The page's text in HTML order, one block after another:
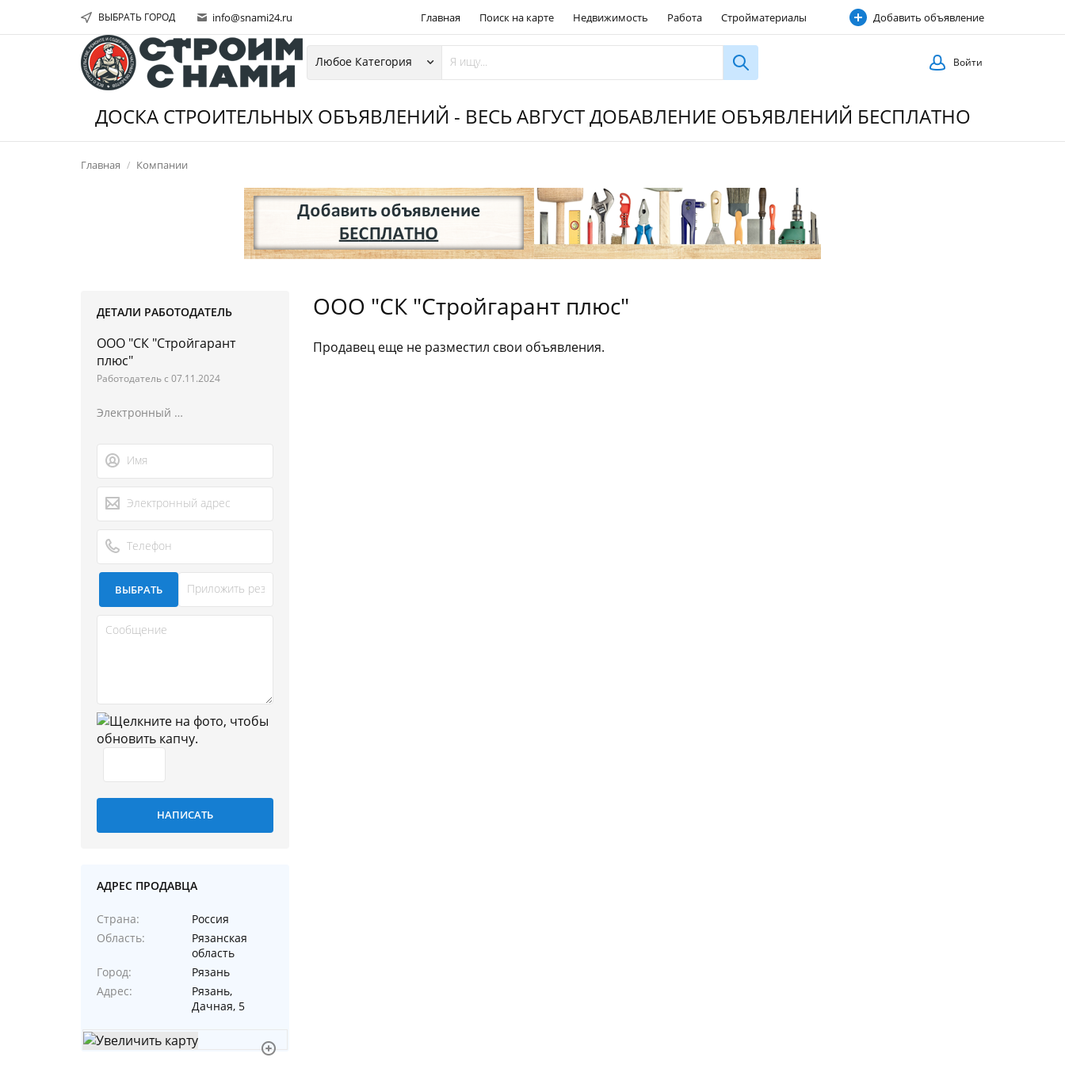
ВЫБРАТЬ ГОРОД info@snami24.ru Главная Поиск на карте Недвижимость Работа Стройматериалы
Строительные услуги
Добавить объявление
Войти
ДОСКА СТРОИТЕЛЬНЫХ ОБЪЯВЛЕНИЙ - ВЕСЬ АВГУСТ ДОБАВЛЕНИЕ ОБЪЯВЛЕНИЙ БЕСПЛАТНО
Главная Компании
ДЕТАЛИ РАБОТОДАТЕЛЬ
ООО "СК "Стройгарант
плюс"
Работодатель с 07.11.2024
Электронный адрес
ВЫБРАТЬ
АДРЕС ПРОДАВЦА
Страна
Россия
Область
Рязанская
область
Город
Рязань
Адрес
Рязань,
Дачная, 5
ООО "СК "Стройгарант плюс"
Продавец еще не разместил свои объявления.